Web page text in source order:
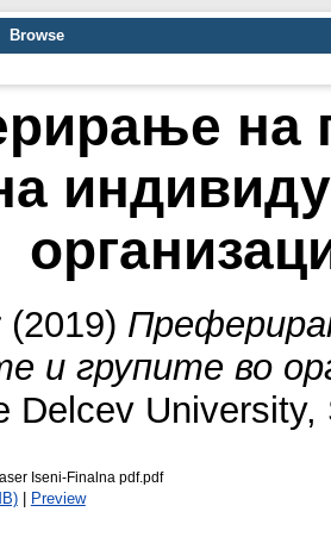
Browse
на
(2019)
и групите во
Delcev University,
Iseni-Finalna pdf.pdf
| Preview